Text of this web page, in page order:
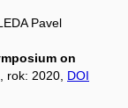
Pavel
on
, rok: 2020, DOI